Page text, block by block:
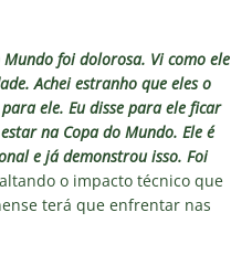
Mundo foi dolorosa. Vi como ele
Achei estranho que eles o
ele. Eu disse para ele ficar
na Copa do Mundo. Ele é
e já demonstrou isso. Foi
o impacto técnico que
terá que enfrentar nas